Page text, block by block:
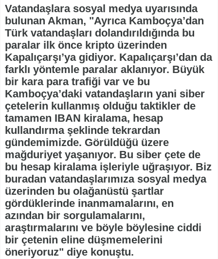
Vatandaşlara sosyal medya uyarısında
bulunan Akman, "Ayrıca Kamboçya’dan
Türk vatandaşları dolandırıldığında bu
paralar ilk önce kripto üzerinden
Kapalıçarşı’ya gidiyor. Kapalıçarşı’dan da
farklı yöntemle paralar aklanıyor. Büyük
bir kara para trafiği var ve bu
Kamboçya’daki vatandaşların yani siber
çetelerin kullanmış olduğu taktikler de
tamamen IBAN kiralama, hesap
kullandırma şeklinde tekrardan
gündemimizde. Görüldüğü üzere
mağduriyet yaşanıyor. Bu siber çete de
bu hesap kiralama işleriyle uğraşıyor. Biz
buradan vatandaşlarımıza sosyal medya
üzerinden bu olağanüstü şartlar
gördüklerinde inanmamalarını, en
azından bir sorgulamalarını,
araştırmalarını ve böyle böylesine ciddi
bir çetenin eline düşmemelerini
öneriyoruz" diye konuştu.